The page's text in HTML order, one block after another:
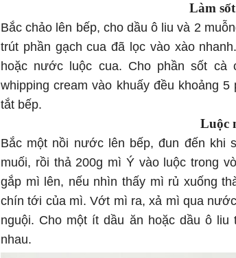
Làm
Bắc chảo lên bếp, cho dầu ô liu và 2
trút phần gạch cua đã lọc vào xào
hoặc nước luộc cua. Cho phần sốt cà
whipping cream vào khuấy đều khoảng
tắt bếp.
Luộc
Bắc một nồi nước lên bếp, đun đến khi
muối, rồi thả 200g mì Ý vào luộc trong
gắp mì lên, nếu nhìn thấy mì rủ xuống
chín tới của mì. Vớt mì ra, xả mì qua
nguội. Cho một ít dầu ăn hoặc dầu ô
nhau.